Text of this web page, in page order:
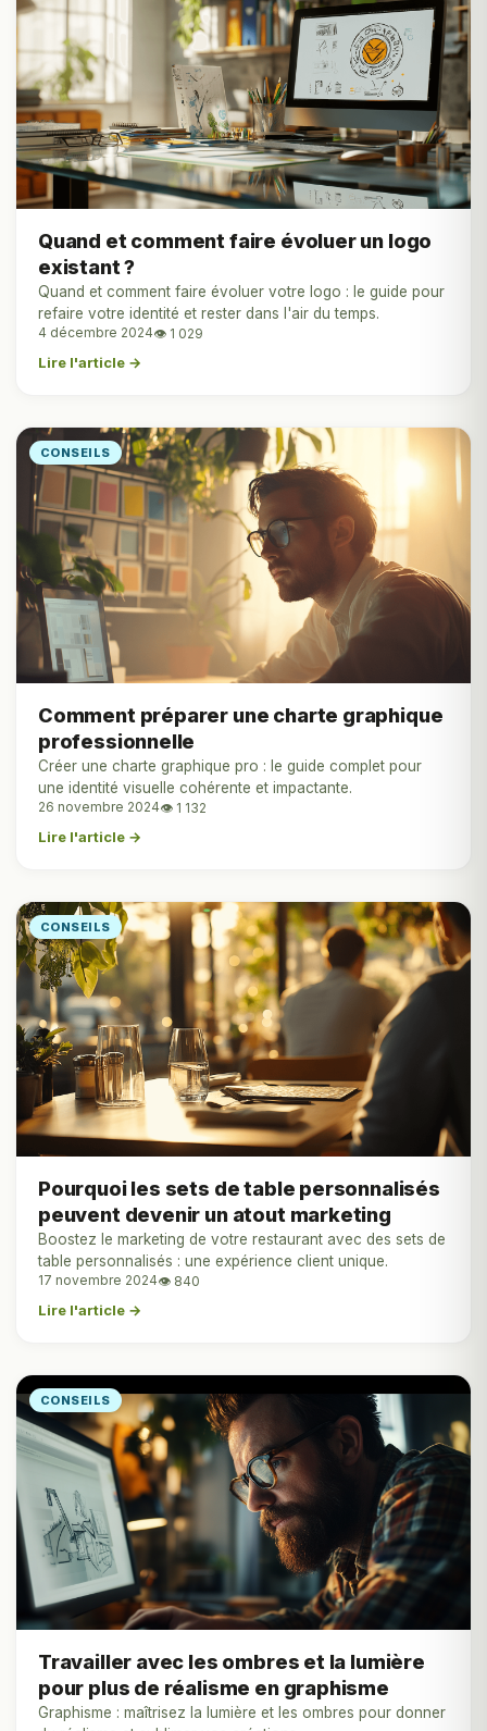
Quand et comment faire évoluer un logo
existant ?
Quand et comment faire évoluer votre logo : le guide pour
refaire votre identité et rester dans l'air du temps.
4 décembre 2024👁 1 029
Lire l'article →
CONSEILS
Comment préparer une charte graphique
professionnelle
Créer une charte graphique pro : le guide complet pour
une identité visuelle cohérente et impactante.
26 novembre 2024👁 1 132
Lire l'article →
CONSEILS
Pourquoi les sets de table personnalisés
peuvent devenir un atout marketing
Boostez le marketing de votre restaurant avec des sets de
table personnalisés : une expérience client unique.
17 novembre 2024👁 840
Lire l'article →
CONSEILS
Travailler avec les ombres et la lumière
pour plus de réalisme en graphisme
Graphisme : maîtrisez la lumière et les ombres pour donner